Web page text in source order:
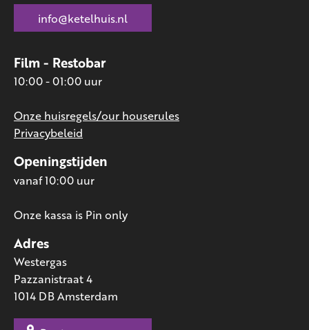
Adres
Westergas
Pazzanistraat 4
1014 DB Amsterdam
Openingstijden
vanaf 10:00 uur
Onze kassa is Pin only
Film - Restobar
10:00 - 01:00 uur
Onze huisregels/our houserules
Privacybeleid
info@ketelhuis.nl